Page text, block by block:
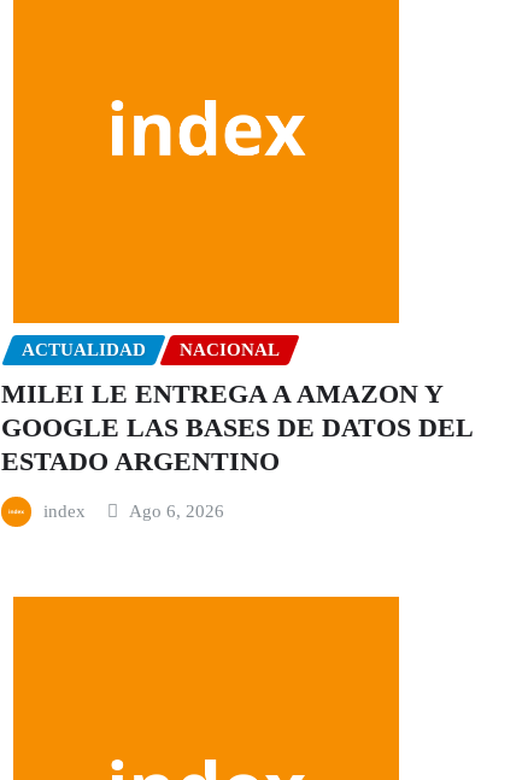
ACTUALIDAD NACIONAL
MILEI LE ENTREGA A AMAZON Y
GOOGLE LAS BASES DE DATOS DEL
ESTADO ARGENTINO
index Ago 6, 2026